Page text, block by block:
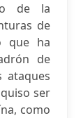
de la
de
que ha
de
ataques
ser
como